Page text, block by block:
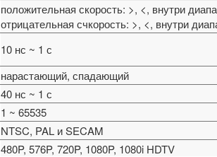
положительная скорость: >, <, внутри
отрицательная счкорость: >, <, внутри
10 нс ~ 1 с
нарастающий, спадающий
40 нс ~ 1 с
1 ~ 65535
NTSC, PAL и SECAM
480P, 576P, 720P, 1080P, 1080i HDTV